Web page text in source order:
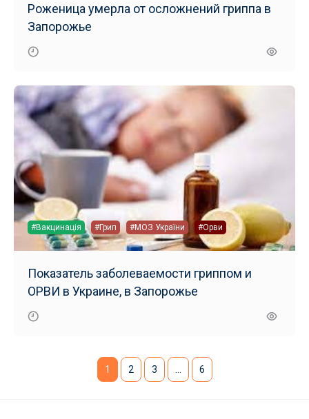
Роженица умерла от осложнений гриппа в
Запорожье
#Вакцинація #Грип #МОЗ України #Орви
Показатель заболеваемости гриппом и
ОРВИ в Украине, в Запорожье
1 2 3 6